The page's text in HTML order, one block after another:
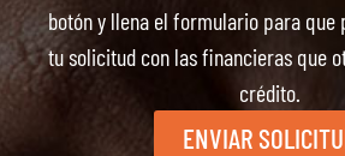
botón y llena el formulario para que
tu solicitud con las financieras que
crédito.
ENVIAR